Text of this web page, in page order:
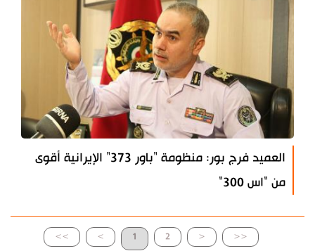
العميد فرج بور: منظومة "باور 373" الإيرانية أقوى
من "اس 300"
>> > 1 2 < <<